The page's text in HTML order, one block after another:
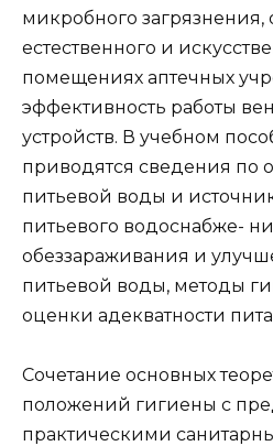
микробного загрязнения,
естественного и
помещениях аптечных
эффективность работы
устройств. В учебном
приводятся сведения по
питьевой воды и
питьевого водоснабже-
обеззараживания и
питьевой воды, методы
оценки адекватности
Сочетание основных
положений гигиены с
практическими